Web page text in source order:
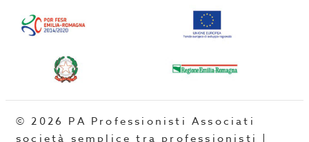
© 2026 PA Professionisti Associati
società semplice tra professionisti |